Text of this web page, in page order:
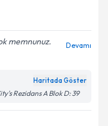
memnunuz.
Devamı
Haritada Göster
Rezidans A Blok D: 39